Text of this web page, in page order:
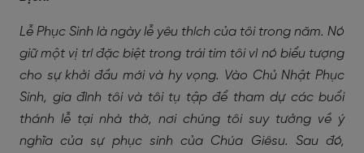
Lễ Phục Sinh là ngày lễ yêu thích của tôi trong năm. Nó
giữ một vị trí đặc biệt trong trái tim tôi vì nó biểu tượng
cho sự khởi đầu mới và hy vọng. Vào Chủ Nhật Phục
Sinh, gia đình tôi và tôi tụ tập để tham dự các buổi
thánh lễ tại nhà thờ, nơi chúng tôi suy tưởng về ý
nghĩa của sự phục sinh của Chúa Giêsu. Sau đó,